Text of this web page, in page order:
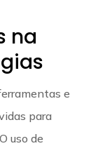
na
e
para
uso de